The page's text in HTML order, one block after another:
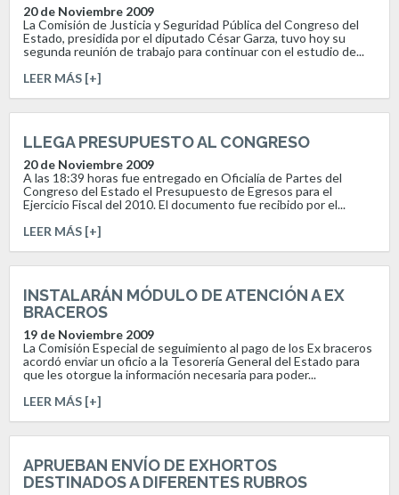
20 de Noviembre 2009
La Comisión de Justicia y Seguridad Pública del Congreso del
Estado, presidida por el diputado César Garza, tuvo hoy su
segunda reunión de trabajo para continuar con el estudio de...
LEER MÁS [+]
LLEGA PRESUPUESTO AL CONGRESO
20 de Noviembre 2009
A las 18:39 horas fue entregado en Oficialía de Partes del
Congreso del Estado el Presupuesto de Egresos para el
Ejercicio Fiscal del 2010. El documento fue recibido por el...
LEER MÁS [+]
INSTALARÁN MÓDULO DE ATENCIÓN A EX
BRACEROS
19 de Noviembre 2009
La Comisión Especial de seguimiento al pago de los Ex braceros
acordó enviar un oficio a la Tesorería General del Estado para
que les otorgue la información necesaria para poder...
LEER MÁS [+]
APRUEBAN ENVÍO DE EXHORTOS
DESTINADOS A DIFERENTES RUBROS